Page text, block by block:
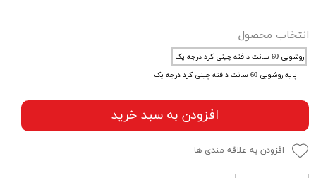
انتخاب محصول
روشویی 60 سانت دافنه چینی کرد درجه یک
پایه روشویی 60 سانت دافنه چینی کرد درجه یک
افزودن به سبد خرید
افزودن به علاقه مندی ها